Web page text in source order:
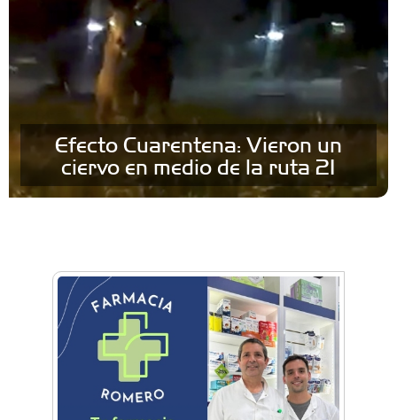
Efecto Cuarentena: Vieron un
ciervo en medio de la ruta 21